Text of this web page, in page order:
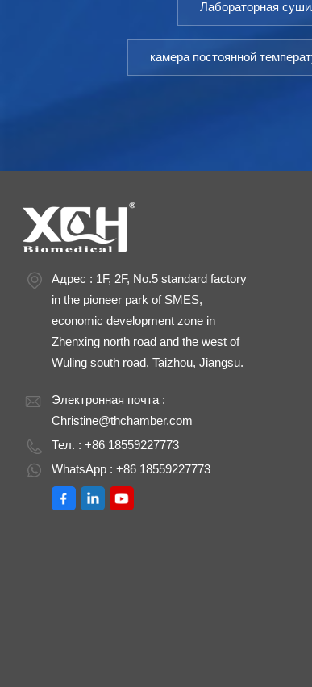
Лабораторная
камера постоянной
Адрес : 1F, 2F, No.5 standard factory
in the pioneer park of SMES,
economic development zone in
Zhenxing north road and the west of
Wuling south road, Taizhou, Jiangsu.
Электронная почта :
Christine@thchamber.com
Тел. : +86 18559227773
WhatsApp : +86 18559227773